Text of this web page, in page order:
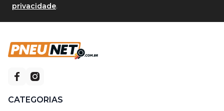
privacidade.
CATEGORIAS